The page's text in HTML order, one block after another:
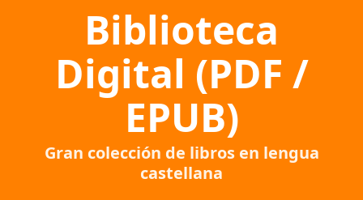
Biblioteca
Digital (PDF /
EPUB)
Gran colección de libros en lengua
castellana